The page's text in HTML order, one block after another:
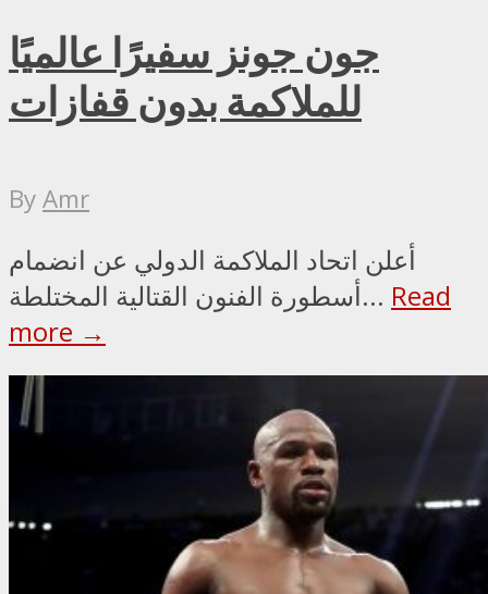
جون جونز سفيرًا عالميًا
للملاكمة بدون قفازات
ByAmr
أعلن اتحاد الملاكمة الدولي عن انضمام
أسطورة الفنون القتالية المختلطة... Read
more →